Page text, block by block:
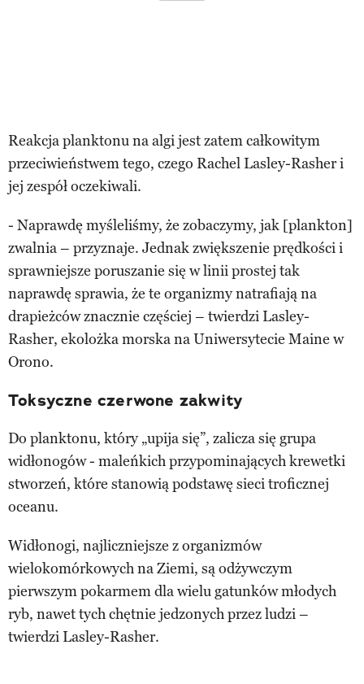
Reakcja planktonu na algi jest zatem całkowitym
przeciwieństwem tego, czego Rachel Lasley-Rasher i
jej zespół oczekiwali.
- Naprawdę myśleliśmy, że zobaczymy, jak [plankton]
zwalnia – przyznaje. Jednak zwiększenie prędkości i
sprawniejsze poruszanie się w linii prostej tak
naprawdę sprawia, że te organizmy natrafiają na
drapieżców znacznie częściej – twierdzi Lasley-
Rasher, ekolożka morska na Uniwersytecie Maine w
Orono.
Toksyczne czerwone zakwity
Do planktonu, który „upija się”, zalicza się grupa
widłonogów - maleńkich przypominających krewetki
stworzeń, które stanowią podstawę sieci troficznej
oceanu.
Widłonogi, najliczniejsze z organizmów
wielokomórkowych na Ziemi, są odżywczym
pierwszym pokarmem dla wielu gatunków młodych
ryb, nawet tych chętnie jedzonych przez ludzi –
twierdzi Lasley-Rasher.